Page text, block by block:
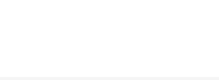
virtual para consultar infracciones en segundos